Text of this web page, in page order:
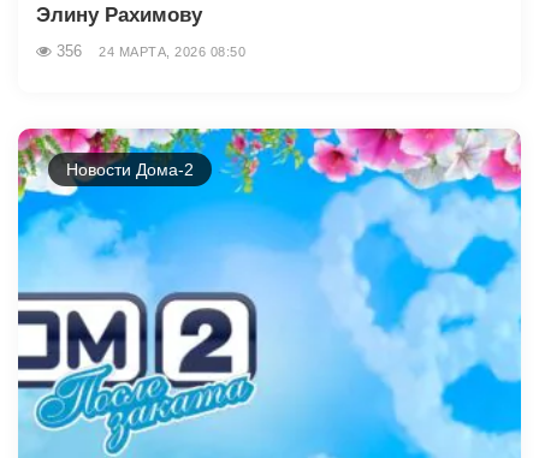
Элину Рахимову
356 24 МАРТА, 2026 08:50
Новости Дома-2